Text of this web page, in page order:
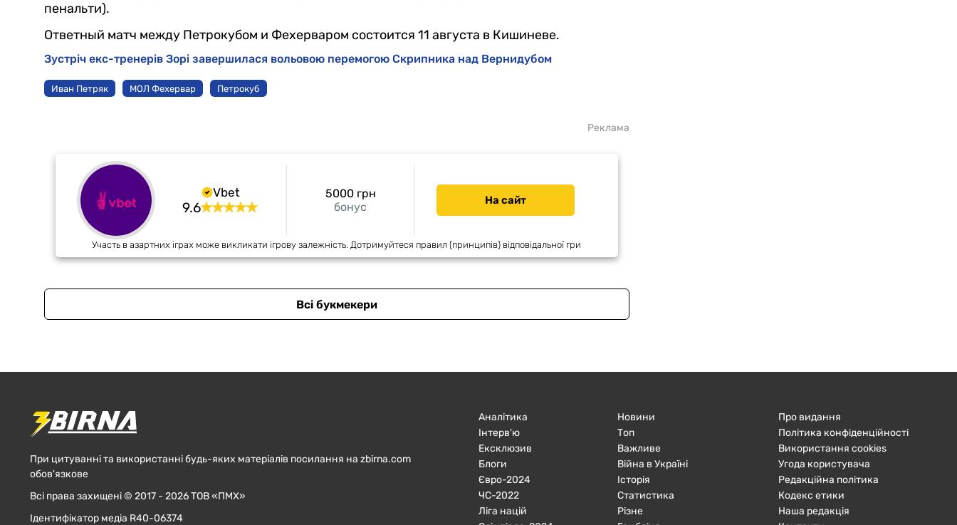
пенальти).
Ответный матч между Петрокубом и Фехерваром состоится 11 августа в Кишиневе.
Зустріч екс-тренерів Зорі завершилася вольовою перемогою Скрипника над Вернидубом
Иван Петряк МОЛ Фехервар Петрокуб
Реклама
Vbet
9.6 бонус
5000 грн На сайт
Участь в азартних іграх може викликати ігрову залежність. Дотримуйтеся правил (принципів) відповідальної гри
Всі букмекери
При цитуванні та використанні будь-яких матеріалів посилання на zbirna.com
обов'язкове
Всі права захищені © 2017 - 2026 ТОВ «ПМХ»
Ідентифікатор медіа R40-06374
Аналітика
Інтерв'ю
Ексклюзив
Блоги
Євро-2024
ЧC-2022
Ліга націй
Новини
Топ
Важливе
Війна в Україні
Історія
Статистика
Різне
Про видання
Політика конфіденційності
Використання cookies
Угода користувача
Редакційна політика
Кодекс етики
Наша редакція